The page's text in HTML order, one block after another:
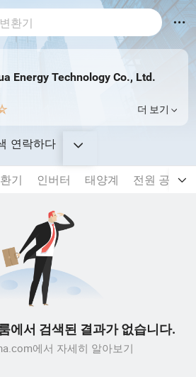
Energy Technology Co., Ltd.
더 보기
연락하다
기 인버터 태양계 전원 공급
에서 검색된 결과가 없습니다.
에서 자세히 알아보기